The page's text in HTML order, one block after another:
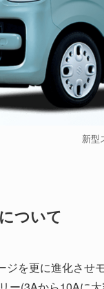
新型
ついて
ジを更に進化させ